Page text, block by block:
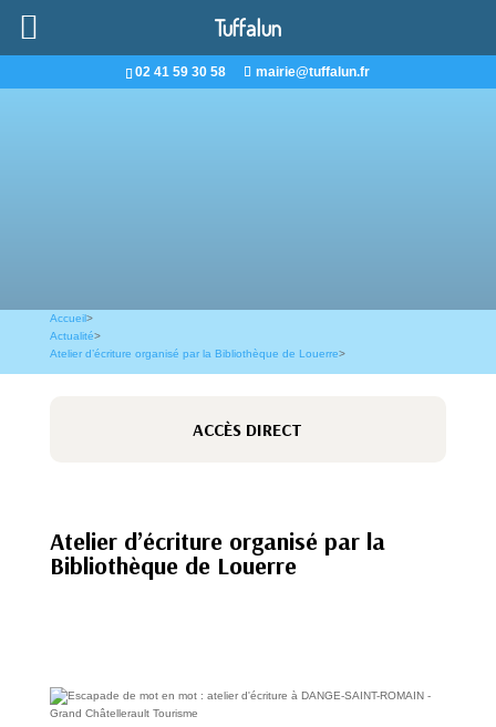
02 41 59 30 58 mairie@tuffalun.fr
Accueil>
Actualité>
Atelier d’écriture organisé par la Bibliothèque de Louerre>
ACCÈS DIRECT
Atelier d’écriture organisé par la
Bibliothèque de Louerre
Tuffalun